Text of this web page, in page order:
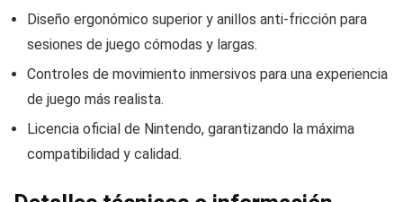
Diseño ergonómico superior y anillos anti-fricción para
sesiones de juego cómodas y largas.
Controles de movimiento inmersivos para una experiencia
de juego más realista.
Licencia oficial de Nintendo, garantizando la máxima
compatibilidad y calidad.